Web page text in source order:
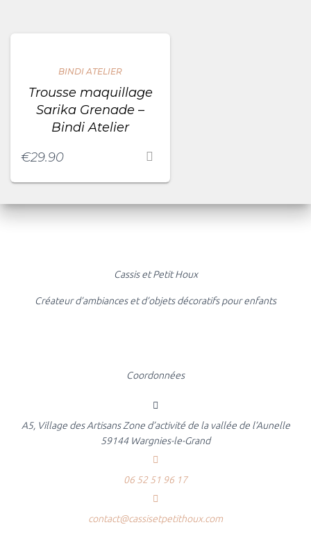
BINDI ATELIER
Trousse maquillage
Sarika Grenade –
Bindi Atelier
€29.90
Cassis et Petit Houx
Créateur d’ambiances et d’objets décoratifs pour enfants
Coordonnées
A5, Village des Artisans Zone d’activité de la vallée de l’Aunelle
59144 Wargnies-le-Grand
06 52 51 96 17
contact@cassisetpetithoux.com